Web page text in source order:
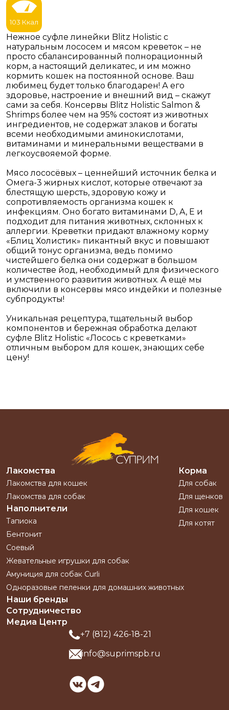
103 Ккал
Нежное суфле линейки Blitz Holistic с
натуральным лососем и мясом креветок – не
просто сбалансированный полнорационный
корм, а настоящий деликатес, и им можно
кормить кошек на постоянной основе. Ваш
любимец будет только благодарен! А его
здоровье, настроение и внешний вид – скажут
сами за себя. Консервы Blitz Holistic Salmon &
Shrimps более чем на 95% состоят из животных
ингредиентов, не содержат злаков и богаты
всеми необходимыми аминокислотами,
витаминами и минеральными веществами в
легкоусвояемой форме.
Мясо лососёвых – ценнейший источник белка и
Омега-3 жирных кислот, которые отвечают за
блестящую шерсть, здоровую кожу и
сопротивляемость организма кошек к
инфекциям. Оно богато витаминами D, A, E и
подходит для питания животных, склонных к
аллергии. Креветки придают влажному корму
«Блиц Холистик» пикантный вкус и повышают
общий тонус организма, ведь помимо
чистейшего белка они содержат в большом
количестве йод, необходимый для физического
и умственного развития животных. А ещё мы
включили в консервы мясо индейки и полезные
субпродукты!
Уникальная рецептура, тщательный выбор
компонентов и бережная обработка делают
суфле Blitz Holistic «Лосось с креветками»
отличным выбором для кошек, знающих себе
цену!
Лакомства
Лакомства для кошек
Лакомства для собак
Наполнители
Тапиока
Бентонит
Соевый
Корма
Для собак
Для щенков
Для кошек
Для котят
Жевательные игрушки для собак
Амуниция для собак Curli
Одноразовые пеленки для домашних животных
Наши бренды
Сотрудничество
Медиа Центр
+7 (812) 426-18-21
info@suprimspb.ru